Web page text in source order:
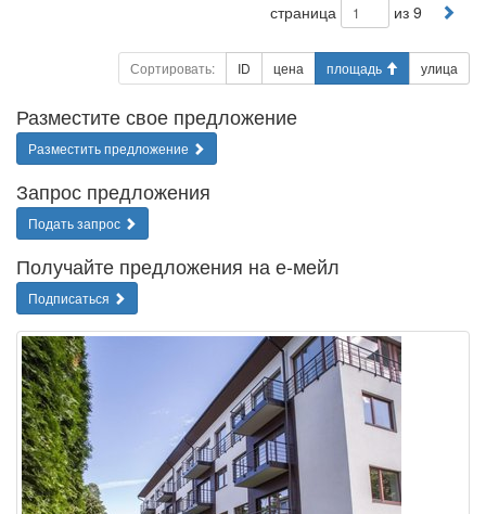
страница из 9
Сортировать: ID цена площадь улица
Разместите свое предложение
Разместить предложение
Запрос предложения
Подать запрос
Получайте предложения на е-мейл
Подписаться